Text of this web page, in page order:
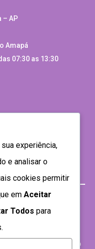
– AP
Amapá
07:30 as 13:30
experiência,
e analisar o
cookies permitir
em Aceitar
Todos para